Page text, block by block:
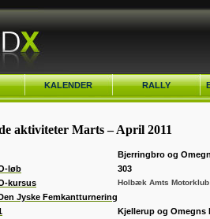
aktiviteter Marts – April 2011
løb
Bjerringbro og
303
kursus Holbæk Amts Motorklub
Jyske Femkantturnering
Kjellerup og Omegns
Petersen Auto
25 år
nye rally-regler d.
KALENDER
Rallyinfo
Vejssports turneringer
RALLY
Læs mere om rally
2025.05.15
Indbydelse til
2025.02.13
Sprint
Minirally